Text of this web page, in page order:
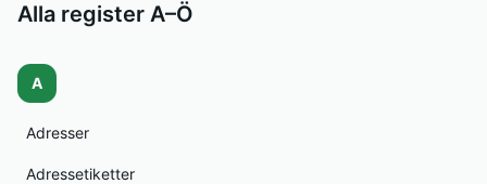
Alla register A–Ö
A
Adresser
Adressetiketter